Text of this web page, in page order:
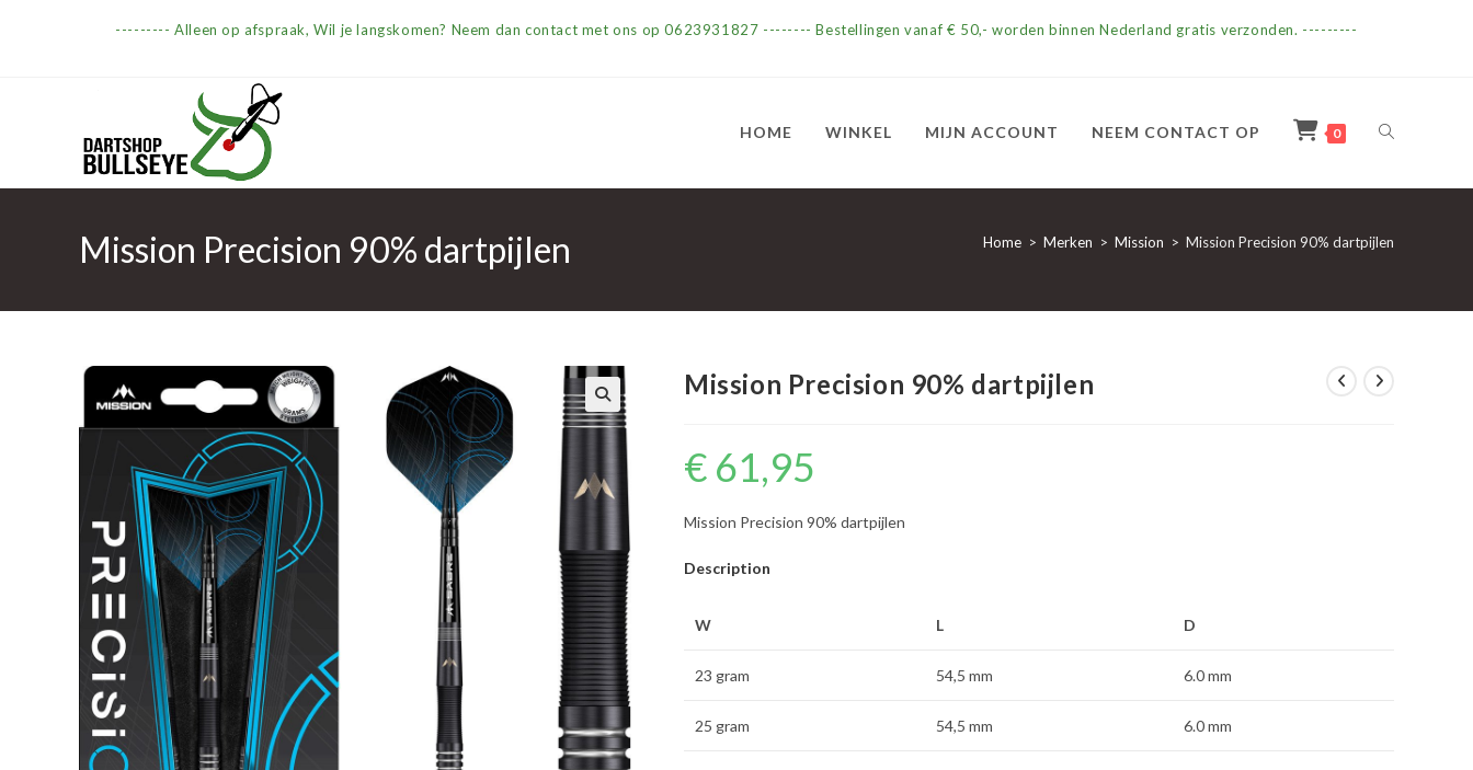
--------- Alleen op afspraak, Wil je langskomen? Neem dan contact met ons op 0623931827 -------- Bestellingen vanaf € 50,- worden binnen Nederland gratis verzonden. ---------
HOME WINKEL MIJN ACCOUNT NEEM CONTACT OP 0 TOGGLE
SITE
Mission Precision 90% dartpijlen Home > Merken > Mission > Mission Precision 90% dartpijlen
Mission Precision 90% dartpijlen
€ 61,95
Mission Precision 90% dartpijlen
Description
W L D
23 gram 54,5 mm 6.0 mm
25 gram 54,5 mm 6.0 mm